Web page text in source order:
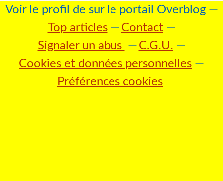
Voir le profil de sur le portail Overblog
Top articles
Contact
Signaler un abus
C.G.U.
Cookies et données personnelles
Préférences cookies